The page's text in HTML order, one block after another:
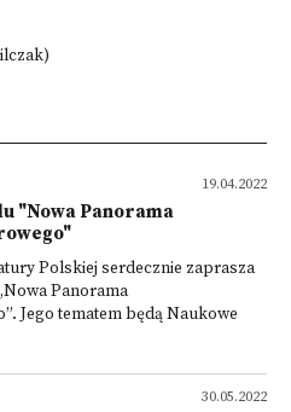
19.04.2022
"Nowa Panorama
Polskiej serdecznie zaprasza
Panorama
Jego tematem będą Naukowe
30.05.2022